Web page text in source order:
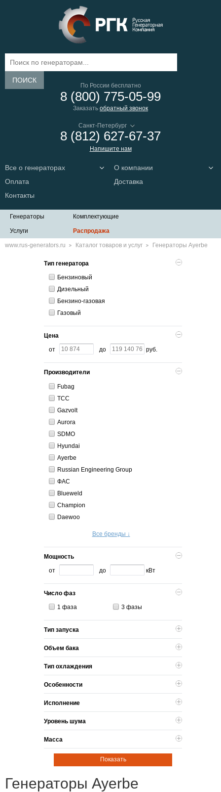
ПОИСК
По России бесплатно
8 (800) 775-05-99
Заказать обратный звонок
8 (812) 627-67-37
Напишите нам
Все о генераторах
О компании
Оплата
Доставка
Контакты
Генераторы Комплектующие
Услуги Распродажа
www.rus-generators.ru Каталог товаров и услуг Генераторы Ayerbe
Тип генератора
Бензиновый
Дизельный
Бензино-газовая
Газовый
Цена
от до руб.
Производители
Fubag
ТСС
Gazvolt
Aurora
SDMO
Hyundai
Ayerbe
Russian Engineering Group
ФАС
Blueweld
Champion
Daewoo
Все бренды ↓
Мощность
от до кВт
Число фаз
1 фаза 3 фазы
Тип запуска
Объем бака
Тип охлаждения
Особенности
Исполнение
Уровень шума
Масса
Показать
Генераторы Ayerbe